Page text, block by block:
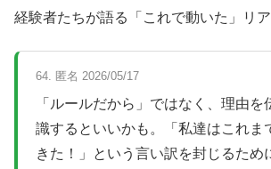
経験者たちが語る「これで動いた」リア
64. 匿名 2026/05/17
「ルールだから」ではなく、理由を
識するといいかも。「私達はこれま
きた！」という言い訳を封じるため